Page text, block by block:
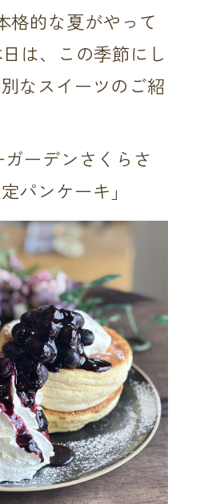
格的な夏がやって
は、この季節にし
なスイーツのご紹
ーデンさくらさ
パンケーキ」